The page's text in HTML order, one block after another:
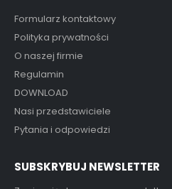
Formularz kontaktowy
Polityka prywatności
O naszej firmie
Regulamin
DOWNLOAD
Nasi przedstawiciele
Pytania i odpowiedzi
SUBSKRYBUJ NEWSLETTER